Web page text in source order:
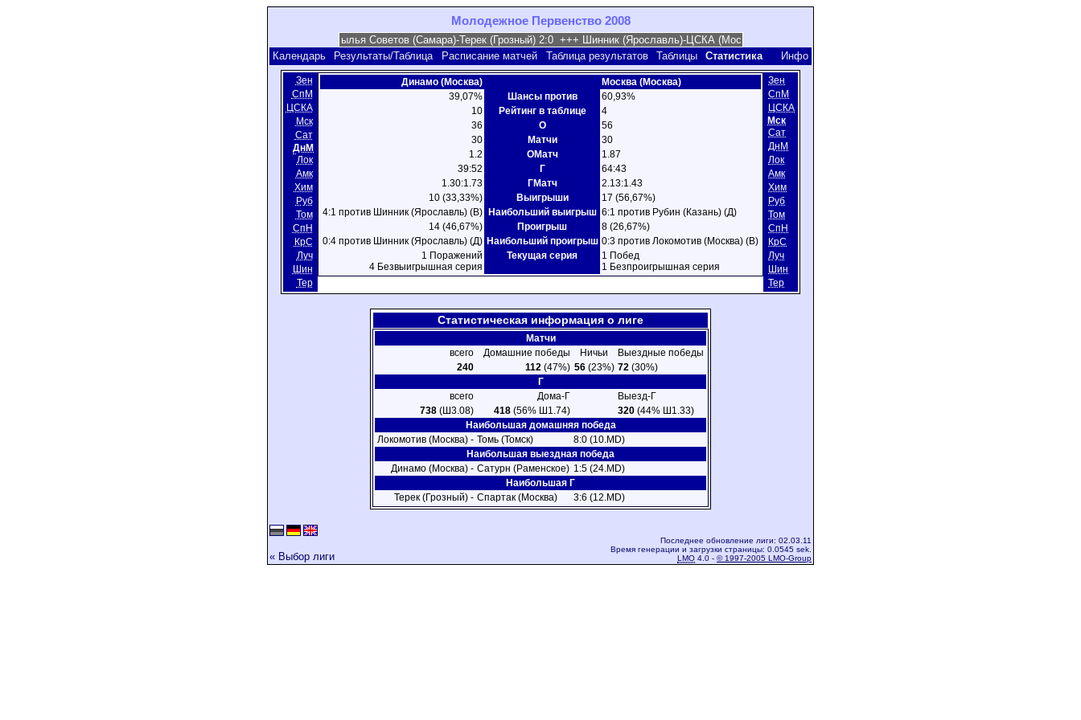
Молодежное Первенство 2008
Календарь Результаты/Таблица Расписание матчей Таблица результатов Таблицы Статистика Инфо
Зен
СпМ
ЦСКА
Мск
Сат
ДнМ
Лок
Амк
Хим
Руб
Том
СпН
КрС
Луч
Шин
Тер
Динамо (Москва)
Москва (Москва)
39,07%
Шансы против
60,93%
10
Рейтинг в таблице
4
36
О
56
30
Матчи
30
1.2
ОМатч
1.87
39:52
Г
64:43
1.30:1.73
ГМатч
2.13:1.43
10 (33,33%)
Выигрыши
17 (56,67%)
4:1 против Шинник (Ярославль) (В)
Наибольший выигрыш 6:1 против Рубин (Казань) (Д)
14 (46,67%)
Проигрыш
8 (26,67%)
0:4 против Шинник (Ярославль) (Д) Наибольший проигрыш 0:3 против Локомотив (Москва) (В)
1 Поражений
4 Безвыигрышная серия
Текущая серия
1 Побед
1 Безпроигрышная серия
Зен
СпМ
ЦСКА
Мск
Сат
ДнМ
Лок
Амк
Хим
Руб
Том
СпН
КрС
Луч
Шин
Тер
Статистическая информация о лиге
Матчи
всего
Домашние победы Ничьи
Выездные победы
240
112(47%) 56(23%) 72 (30%)
Г
всего
Дома-Г
Выезд-Г
738(Ш3.08) 418(56% Ш1.74) 320 (44% Ш1.33)
Наибольшая домашняя победа
Локомотив (Москва) - Томь (Томск)
8:0 (10.MD)
Наибольшая выездная победа
Динамо (Москва) - Сатурн (Раменское) 1:5 (24.MD)
Наибольшая Г
Терек (Грозный) - Спартак (Москва) 3:6 (12.MD)
« Выбор лиги
Последнее обновление лиги: 02.03.11
Время генерации и загрузки страницы: 0.0545 sek.
LMO 4.0 - © 1997-2005 LMO-Group